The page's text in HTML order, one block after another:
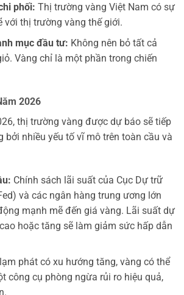
phối: Thị trường vàng Việt Nam có sự
với thị trường vàng thế giới.
mục đầu tư: Không nên bỏ tất cả
Vàng chỉ là một phần trong chiến
2026
thị trường vàng được dự báo sẽ tiếp
bởi nhiều yếu tố vĩ mô trên toàn cầu và
Chính sách lãi suất của Cục Dự trữ
và các ngân hàng trung ương lớn
mạnh mẽ đến giá vàng. Lãi suất dự
hoặc tăng sẽ làm giảm sức hấp dẫn
phát có xu hướng tăng, vàng có thể
công cụ phòng ngừa rủi ro hiệu quả,